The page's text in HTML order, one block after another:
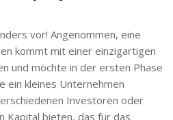
vor! Angenommen, eine
kommt mit einer einzigartigen
und möchte in der ersten Phase
ein kleines Unternehmen
Investoren oder
Kapital bieten, das für das